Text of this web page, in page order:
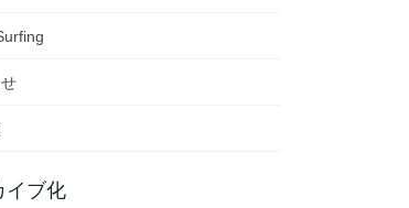
イブ化